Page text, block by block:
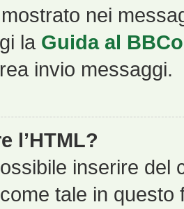
nei
la Guida al
invio messaggi.
l’HTML?
inserire del
tale in